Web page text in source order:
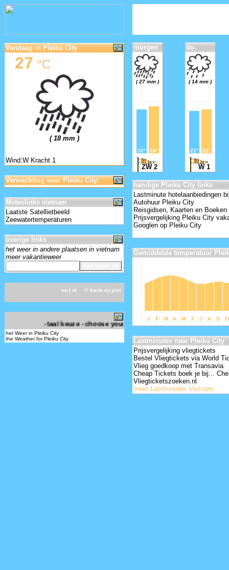
Vandaag in Pleiku City
27 °C
( 18 mm )
Wind:W Kracht 1
Verwachting voor Pleiku City:
Meteolinks vietnam
Laatste Satellietbeeld
Zeewatertemperaturen
overige links
het weer in andere plaatsen in vietnam
meer vakantieweer
en | nl © frank en pim
- taal keuze - choose your language -
het Weer in Pleiku City
the Weather for Pleiku City
morgen do.
( 27 mm ) ( 14 mm )
22° 24° 21° 22°
ZW 2 W 1
handige Pleiku City links
Lastminute hotelaanbiedingen
Autohuur Pleiku City
Reisgidsen, Kaarten en
Prijsvergelijking Pleiku City
Googlen op Pleiku City
Gemiddelde temperatuur
J F M A M J J A S O
Lastminutes naar Pleiku City
Prijsvergelijking vliegtickets
Bestel Vliegtickets via World
Vlieg goedkoop met Transavia
Cheap Tickets boek je bij...
Vliegticketszoeken.nl
meer Lastminutes Vietnam